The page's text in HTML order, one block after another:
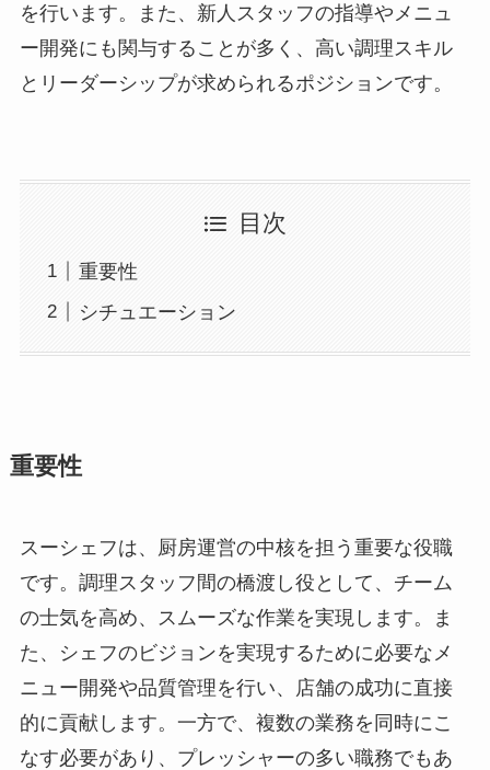
を行います。また、新人スタッフの指導やメニュ
ー開発にも関与することが多く、高い調理スキル
とリーダーシップが求められるポジションです。
目次
重要性
シチュエーション
重要性
スーシェフは、厨房運営の中核を担う重要な役職
です。調理スタッフ間の橋渡し役として、チーム
の士気を高め、スムーズな作業を実現します。ま
た、シェフのビジョンを実現するために必要なメ
ニュー開発や品質管理を行い、店舗の成功に直接
的に貢献します。一方で、複数の業務を同時にこ
なす必要があり、プレッシャーの多い職務でもあ